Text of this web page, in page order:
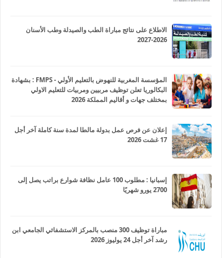
الاطلاع على نتائج مباراة الطب والصيدلة وطب الأسنان
2026-2027
المؤسسة المغربية للنهوض بالتعليم الأولي - FMPS : بشهادة
البكالوريا تعلن توظيف مربيين ومربيات للتعليم الاولي
بمختلف جهات و أقاليم المملكة 2026
إعلان عن فرص عمل بدولة مالطا لمدة سنة كاملة آخر أجل
17 غشت 2026
إسبانيا : مطلوب 100 عامل نظافة شوارع براتب يصل إلى
2700 يورو شهريًا
مباراة توظيف 300 منصب بالمركز الاستشفائي الجامعي ابن
رشد آخر أجل 24 يوليوز 2026